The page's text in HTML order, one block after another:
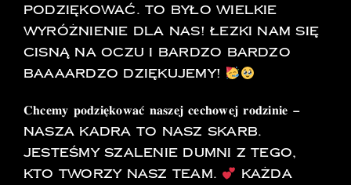
podziękować. To było wielkie
wyróżnienie dla Nas! Łezki nam się
cisną na oczu i bardzo bardzo
baaaardzo dziękujemy!
𝐂𝐡𝐜𝐞𝐦𝐲 𝐩𝐨𝐝𝐳𝐢𝐞̨𝐤𝐨𝐰𝐚𝐜́ 𝐧𝐚𝐬𝐳𝐞𝐣 𝐜𝐞𝐜𝐡𝐨𝐰𝐞𝐣 𝐫𝐨𝐝𝐳𝐢𝐧𝐢𝐞 –
nasza Kadra to nasz skarb.
Jesteśmy szalenie dumni z tego,
kto tworzy nasz team.
Każda